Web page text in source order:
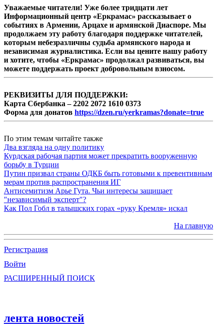
Уважаемые читатели! Уже более тридцати лет
Информационный центр «Еркрамас» рассказывает о
событиях в Армении, Арцахе и армянской Диаспоре. Мы
продолжаем эту работу благодаря поддержке читателей,
которым небезразличны судьба армянского народа и
независимая журналистика. Если вы цените нашу работу
и хотите, чтобы «Еркрамас» продолжал развиваться, вы
можете поддержать проект добровольным взносом.
РЕКВИЗИТЫ ДЛЯ ПОДДЕРЖКИ:
Карта Сбербанка – 2202 2072 1610 0373
Форма для донатов https://dzen.ru/yerkramas?donate=true
По этим темам читайте также
Два взгляда на одну политику
Курдская рабочая партия может прекратить вооруженную
борьбу в Турции
Путин призвал страны ОДКБ быть готовыми к превентивным
мерам против распространения ИГ
Антисемитизм Арье Гута. Чьи интересы защищает
"независимый эксперт"?
Как Пол Гобл в талышских горах «руку Кремля» искал
На главную
Регистрация
Войти
РАСШИРЕННЫЙ ПОИСК
лента новостей